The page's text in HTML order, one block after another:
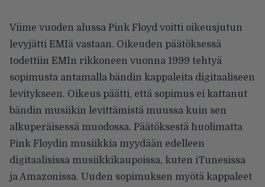
Viime vuoden alussa Pink Floyd voitti oikeusjutun
levyjätti EMIä vastaan. Oikeuden päätöksessä
todettiin EMIn rikkoneen vuonna 1999 tehtyä
sopimusta antamalla bändin kappaleita digitaaliseen
levitykseen. Oikeus päätti, että sopimus ei kattanut
bändin musiikin levittämistä muussa kuin sen
alkuperäisessä muodossa. Päätöksestä huolimatta
Pink Floydin musiikkia myydään edelleen
digitaalisissa musiikkikaupoissa, kuten iTunesissa
ja Amazonissa. Uuden sopimuksen myötä kappaleet